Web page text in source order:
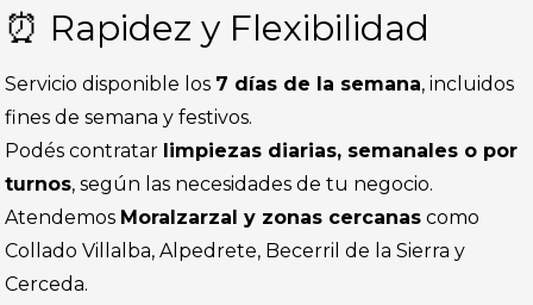
⏰ Rapidez y Flexibilidad
Servicio disponible los 7 días de la semana, incluidos
fines de semana y festivos.
Podés contratar limpiezas diarias, semanales o por
turnos, según las necesidades de tu negocio.
Atendemos Moralzarzal y zonas cercanas como
Collado Villalba, Alpedrete, Becerril de la Sierra y
Cerceda.